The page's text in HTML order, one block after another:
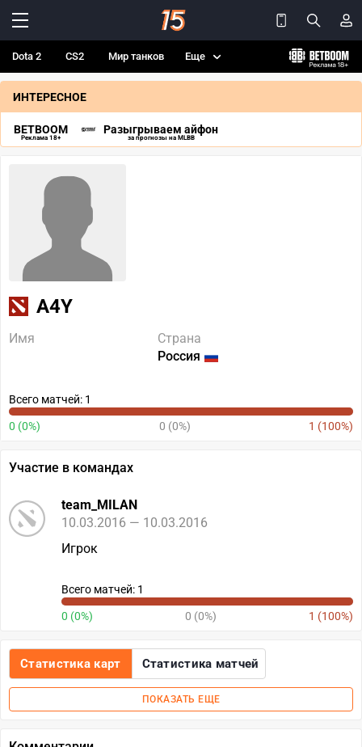
Dota 2 CS2 Мир танков Еще
ИНТЕРЕСНОЕ
BETBOOM
Реклама 18+
Разыгрываем айфон
за прогнозы на MLBB
A4Y
Имя
Страна
Россия
Всего матчей: 1
0 (0%) 0 (0%) 1 (100%)
Участие в командах
team_MILAN
10.03.2016 — 10.03.2016
Игрок
Всего матчей: 1
0 (0%) 0 (0%) 1 (100%)
Статистика карт Статистика матчей
ПОКАЗАТЬ ЕЩЕ